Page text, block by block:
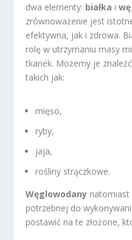
dwa elementy: białka i
zrównoważenie jest
efektywna, jak i zdrowa.
rolę w utrzymaniu masy
tkanek. Możemy je
takich jak:
mięso,
ryby,
jaja,
rośliny strączkowe.
Węglowodany natomiast
potrzebnej do
postawić na te złożone,